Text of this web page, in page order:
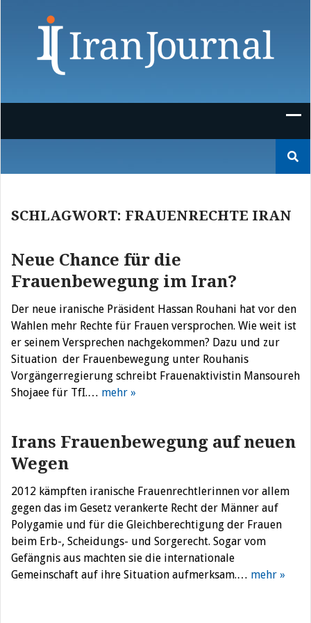
nach:
SCHLAGWORT: FRAUENRECHTE IRAN
Neue Chance für die
Frauenbewegung im Iran?
Der neue iranische Präsident Hassan Rouhani hat vor den
Wahlen mehr Rechte für Frauen versprochen. Wie weit ist
er seinem Versprechen nachgekommen? Dazu und zur
Situation der Frauenbewegung unter Rouhanis
Vorgängerregierung schreibt Frauenaktivistin Mansoureh
Shojaee für TfI.… mehr »
Irans Frauenbewegung auf neuen
Wegen
2012 kämpften iranische Frauenrechtlerinnen vor allem
gegen das im Gesetz verankerte Recht der Männer auf
Polygamie und für die Gleichberechtigung der Frauen
beim Erb-, Scheidungs- und Sorgerecht. Sogar vom
Gefängnis aus machten sie die internationale
Gemeinschaft auf ihre Situation aufmerksam.… mehr »